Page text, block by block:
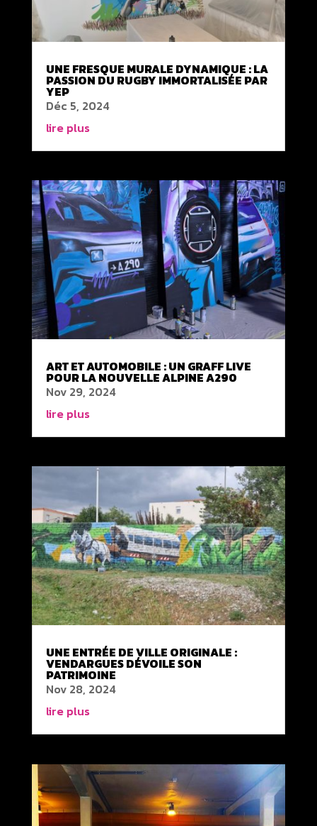
UNE FRESQUE MURALE DYNAMIQUE : LA
PASSION DU RUGBY IMMORTALISÉE PAR
YEP
Déc 5, 2024
lire plus
ART ET AUTOMOBILE : UN GRAFF LIVE
POUR LA NOUVELLE ALPINE A290
Nov 29, 2024
lire plus
UNE ENTRÉE DE VILLE ORIGINALE :
VENDARGUES DÉVOILE SON
PATRIMOINE
Nov 28, 2024
lire plus